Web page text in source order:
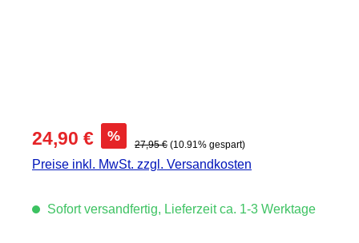
Verkaufspreis:
24,90 € % Regulärer Preis:
27,95 € (10.91% gespart)
Preise inkl. MwSt. zzgl. Versandkosten
Sofort versandfertig, Lieferzeit ca. 1-3 Werktage